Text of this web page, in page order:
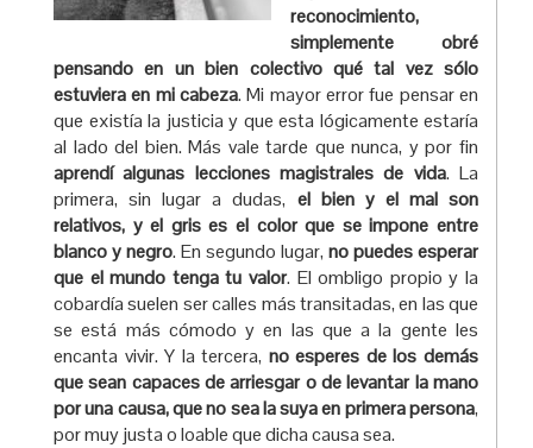
reconocimiento,
simplemente obré
pensando en un bien colectivo qué tal vez sólo
estuviera en mi cabeza. Mi mayor error fue pensar en
que existía la justicia y que esta lógicamente estaría
al lado del bien. Más vale tarde que nunca, y por fin
aprendí algunas lecciones magistrales de vida. La
primera, sin lugar a dudas, el bien y el mal son
relativos, y el gris es el color que se impone entre
blanco y negro. En segundo lugar, no puedes esperar
que el mundo tenga tu valor. El ombligo propio y la
cobardía suelen ser calles más transitadas, en las que
se está más cómodo y en las que a la gente les
encanta vivir. Y la tercera, no esperes de los demás
que sean capaces de arriesgar o de levantar la mano
por una causa, que no sea la suya en primera persona,
por muy justa o loable que dicha causa sea.